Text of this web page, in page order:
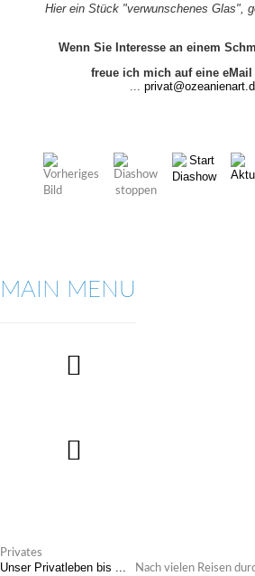
Hier ein Stück "verwunschenes Glas",
Wenn Sie Interesse an einem
freue ich mich auf eine
...
MAIN MENU
Privates
Unser Privatleben bis ...
Nach vielen Reisen